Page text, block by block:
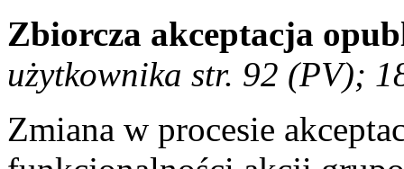
Zbiorcza akceptacja
użytkownika str. 92 (PV);
Zmiana w procesie